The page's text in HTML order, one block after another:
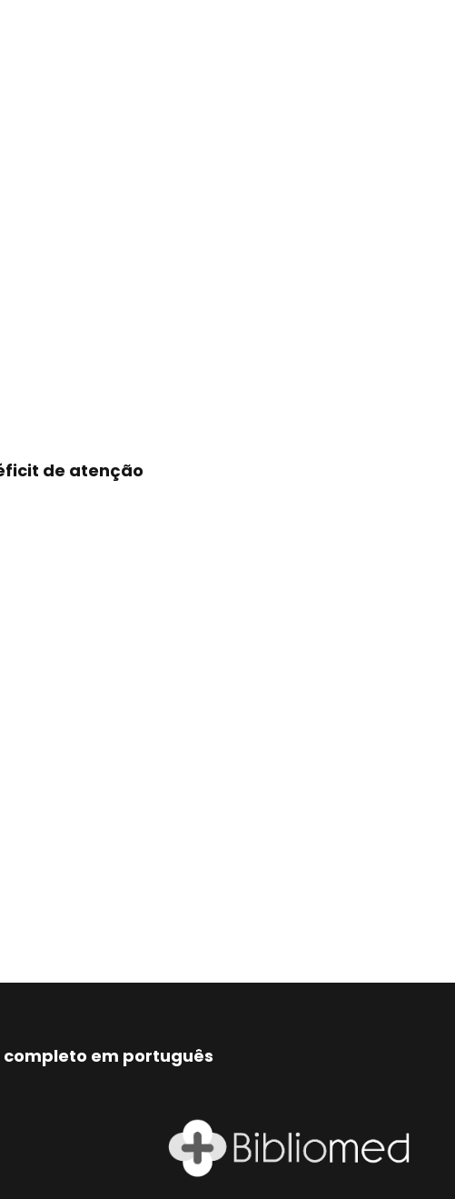
de atenção
em português